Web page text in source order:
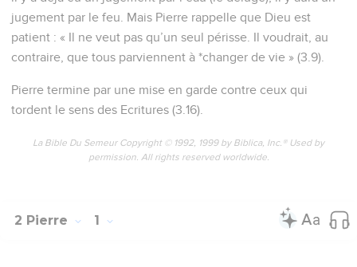
jugement par le feu. Mais Pierre rappelle que Dieu est
patient : « Il ne veut pas qu’un seul périsse. Il voudrait, au
contraire, que tous parviennent à *changer de vie » (3.9).
Pierre termine par une mise en garde contre ceux qui
tordent le sens des Ecritures (3.16).
La Bible Du Semeur Copyright © 1992, 1999 by Biblica, Inc.® Used by
permission. All rights reserved worldwide.
2 Pierre 1